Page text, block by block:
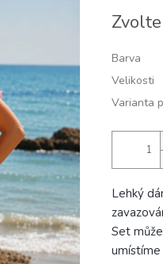
cena:
Barva
Velikosti
Varianta
Lehký
Set